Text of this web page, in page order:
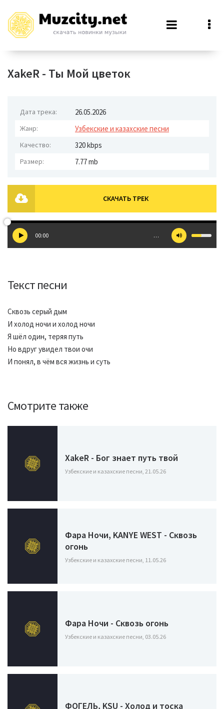
XakeR - Ты Мой цветок
Дата трека: 26.05.2026
Жанр: Узбекские и казахские песни
Качество: 320 kbps
Размер: 7.77 mb
СКАЧАТЬ ТРЕК
00:00 …
Текст песни
Сквозь серый дым
И холод ночи и холод ночи
Я шёл один, теряя путь
Но вдруг увидел твои очи
И понял, в чём вся жизнь и суть
Смотрите также
XakeR - Бог знает путь твой
Узбекские и казахские песни, 21.05.26
Фара Ночи, KANYE WEST - Сквозь
огонь
Узбекские и казахские песни, 11.05.26
Фара Ночи - Сквозь огонь
Узбекские и казахские песни, 03.05.26
ФОГЕЛЬ, KSU - Холод и тоска